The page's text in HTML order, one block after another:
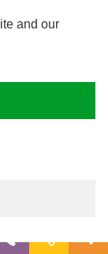
and our